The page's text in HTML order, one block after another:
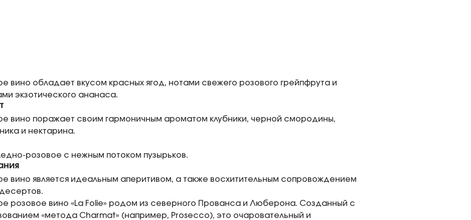
вино обладает вкусом красных ягод, нотами свежего розового грейпфрута и
экзотического ананаса.
вино поражает своим гармоничным ароматом клубники, черной смородины,
и нектарина.
розовое с нежным потоком пузырьков.
вино является идеальным аперитивом, а также восхитительным сопровождением
розовое вино «La Folie» родом из северного Прованса и Люберона. Созданный с
«метода Charmat» (например, Prosecco), это очаровательный и